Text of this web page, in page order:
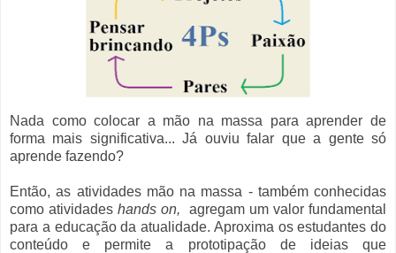
Nada como colocar a mão na massa para aprender de
forma mais significativa... Já ouviu falar que a gente só
aprende fazendo?
Então, as atividades mão na massa - também conhecidas
como atividades hands on, agregam um valor fundamental
para a educação da atualidade. Aproxima os estudantes do
conteúdo e permite a prototipação de ideias que